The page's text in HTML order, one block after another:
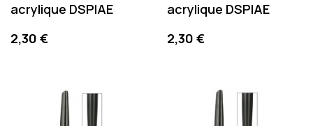
acrylique DSPIAE
Precio
2,30 €
acrylique DSPIAE
Precio
2,30 €